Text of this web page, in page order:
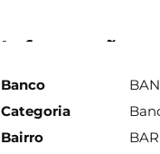
Informações
Banco
Categoria
Bairro